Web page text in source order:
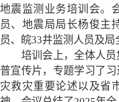
地震监测业务培训会。
员、地震局局长杨俊主
员、皖33井监测人员及局
培训会上，全体人
普宣传片，专题学习了
灾救灾重要论述以及省